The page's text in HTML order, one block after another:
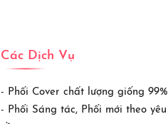
Các Dịch Vụ
- Phối Cover chất lượng giống 99%
- Phối Sáng tác, Phối mới theo yêu